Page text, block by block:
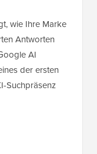
wie Ihre Marke
Antworten
AI
der ersten
Suchpräsenz